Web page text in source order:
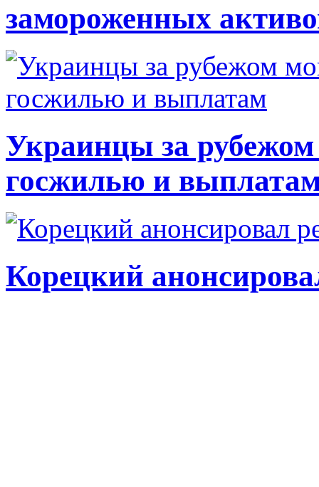
замороженных
Украинцы за рубежом
госжилью и
Корецкий